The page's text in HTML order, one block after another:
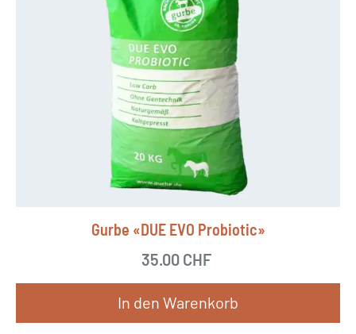
Gurbe «DUE EVO Probiotic»
35.00 CHF
In den Warenkorb